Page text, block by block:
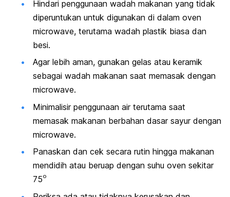
Hindari penggunaan wadah makanan yang tidak
diperuntukan untuk digunakan di dalam oven
microwave, terutama wadah plastik biasa dan
besi.
Agar lebih aman, gunakan gelas atau keramik
sebagai wadah makanan saat memasak dengan
microwave.
Minimalisir penggunaan air terutama saat
memasak makanan berbahan dasar sayur dengan
microwave.
Panaskan dan cek secara rutin hingga makanan
mendidih atau beruap dengan suhu oven sekitar
75o